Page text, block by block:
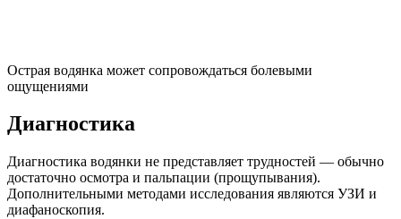
Острая водянка может сопровождаться болевыми
ощущениями
Диагностика
Диагностика водянки не представляет трудностей — обычно
достаточно осмотра и пальпации (прощупывания).
Дополнительными методами исследования являются УЗИ и
диафаноскопия.